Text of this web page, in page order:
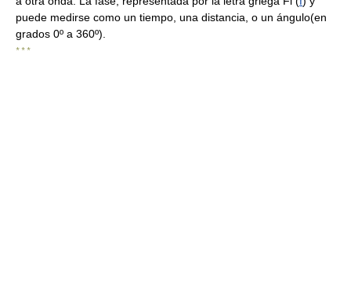
puede medirse como un tiempo, una distancia, o un ángulo(en
grados 0º a 360º).
* * *